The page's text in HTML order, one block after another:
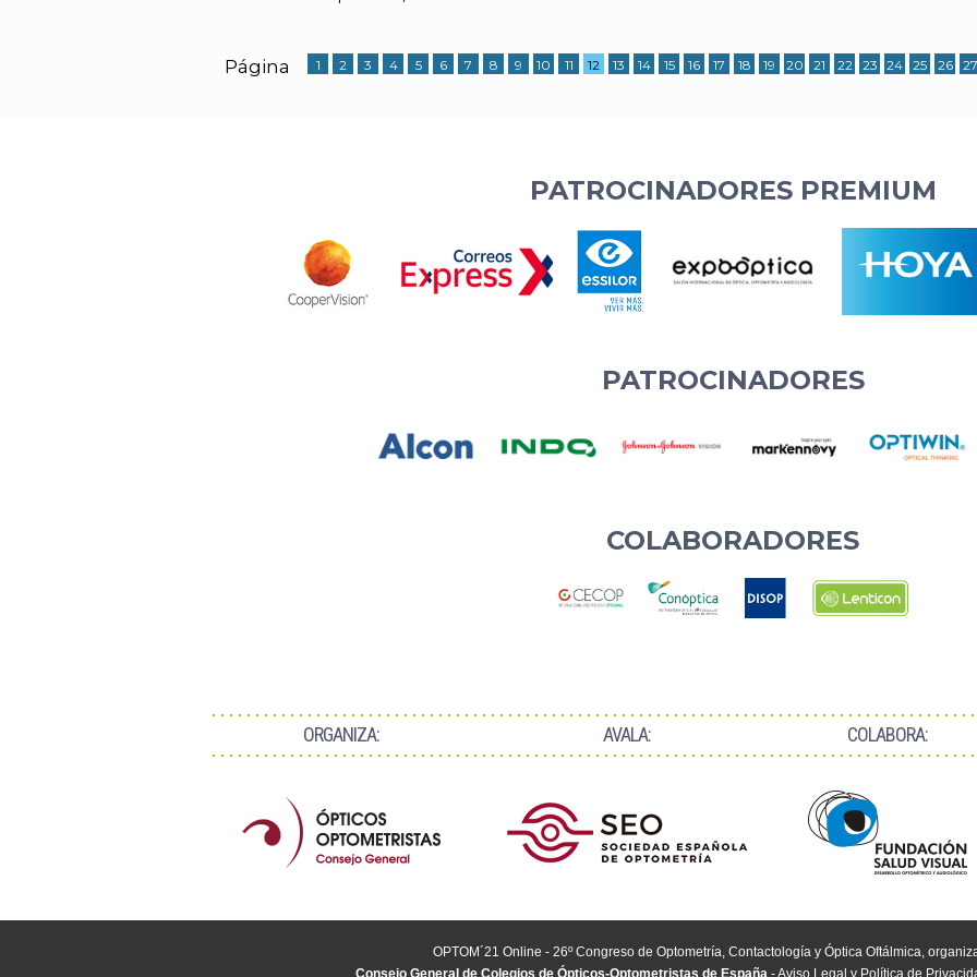
Página 1 2 3 4 5 6 7 8 9 10 11 12 13 14 15 16 17 18 19 20 21 22 23 24 25 26 27
PATROCINADORES PREMIUM
PATROCINADORES
COLABORADORES
ORGANIZA: AVALA: COLABORA:
OPTOM´21 Online - 26º Congreso de Optometría, Contactología y Óptica Oftálmica,
Consejo General de Colegios de Ópticos-Optometristas de España -Aviso Legal y Política de